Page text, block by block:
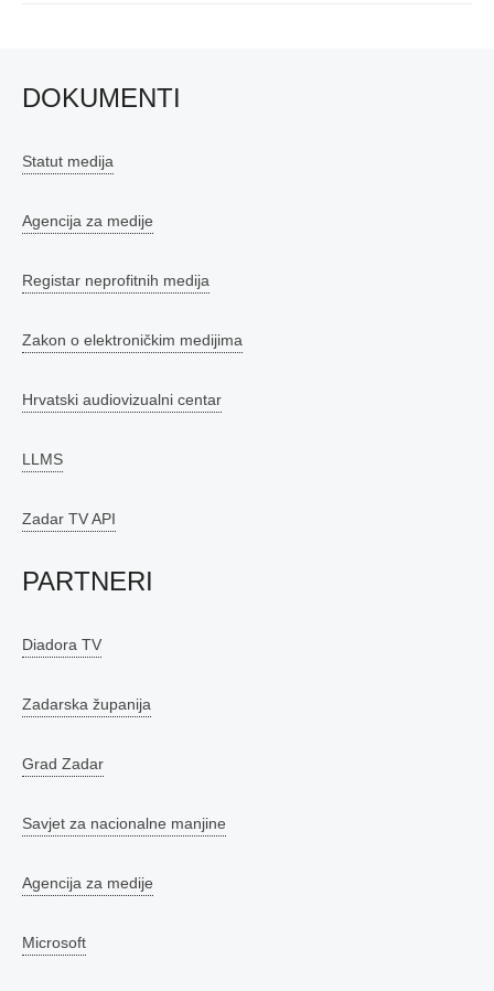
DOKUMENTI
Statut medija
Agencija za medije
Registar neprofitnih medija
Zakon o elektroničkim medijima
Hrvatski audiovizualni centar
LLMS
Zadar TV API
PARTNERI
Diadora TV
Zadarska županija
Grad Zadar
Savjet za nacionalne manjine
Agencija za medije
Microsoft